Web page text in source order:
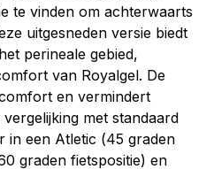
te vinden om achterwaarts
uitgesneden versie biedt
perineale gebied,
van Royalgel. De
en vermindert
met standaard
in een Atletic (45 graden
graden fietspositie) en